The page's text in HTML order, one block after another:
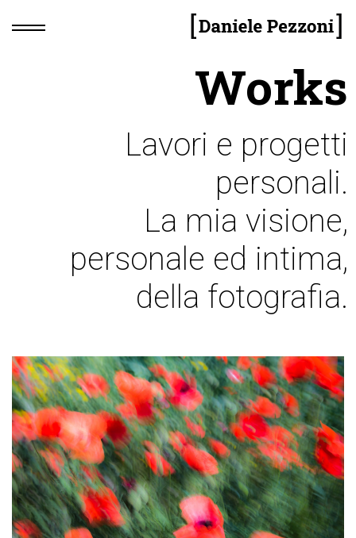
Works
Lavori e progetti
personali.
La mia visione,
personale ed intima,
della fotografia.